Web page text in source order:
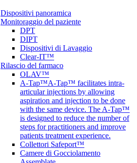
Dispositivi panoramica
Monitoraggio del paziente
DPT
DIPT
Dispositivi di Lavaggio
Clear-IT™
Rilascio del farmaco
OLAV™
A-Tap™A-Tap™ facilitates intra-
articular injections by allowing
aspiration and injection to be done
with the same device. The A-Tap™
is designed to reduce the number of
steps for practitioners and improve
patients treatment experience.
Collettori Safeport™
Camere di Gocciolamento